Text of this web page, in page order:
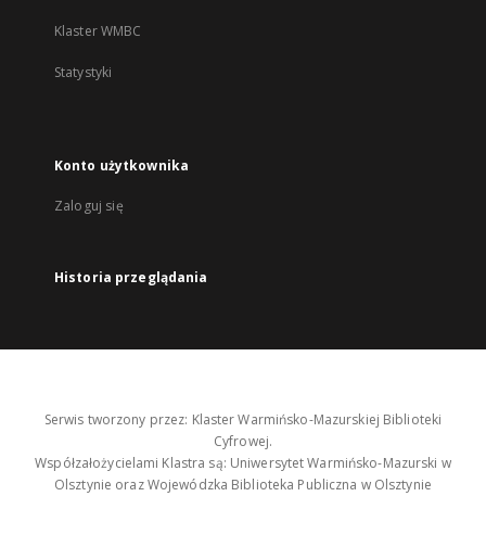
Klaster WMBC
Statystyki
Konto użytkownika
Zaloguj się
Historia przeglądania
Serwis tworzony przez: Klaster Warmińsko-Mazurskiej Biblioteki
Cyfrowej.
Współzałożycielami Klastra są: Uniwersytet Warmińsko-Mazurski w
Olsztynie oraz Wojewódzka Biblioteka Publiczna w Olsztynie